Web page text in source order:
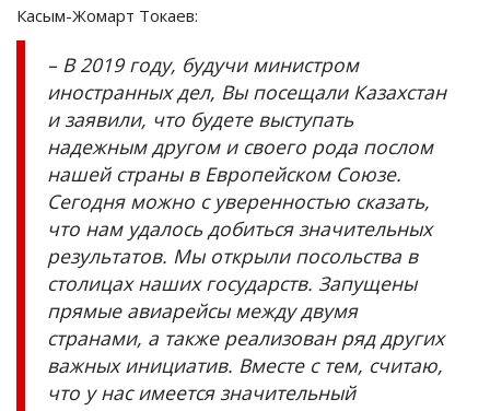
Касым-Жомарт Токаев:
– В 2019 году, будучи министром
иностранных дел, Вы посещали Казахстан
и заявили, что будете выступать
надежным другом и своего рода послом
нашей страны в Европейском Союзе.
Сегодня можно с уверенностью сказать,
что нам удалось добиться значительных
результатов. Мы открыли посольства в
столицах наших государств. Запущены
прямые авиарейсы между двумя
странами, а также реализован ряд других
важных инициатив. Вместе с тем, считаю,
что у нас имеется значительный